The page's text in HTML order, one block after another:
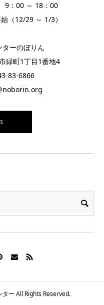
～ 18：00
12/29 ～ 1/3）
ーのぼりん
緑町1丁目1番地4
83-6866
ー All Rights Reserved.